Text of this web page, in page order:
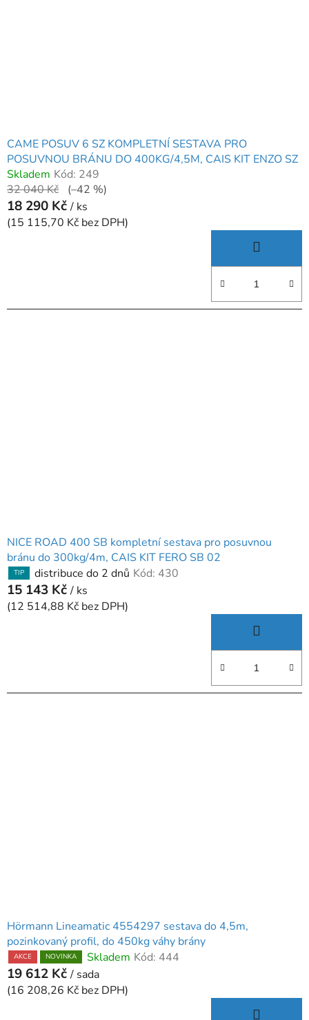
CAME POSUV 6 SZ KOMPLETNÍ SESTAVA PRO
POSUVNOU BRÁNU DO 400KG/4,5M, CAIS KIT ENZO SZ
Skladem Kód: 249
32 040 Kč
(–42 %)
18 290 Kč / ks
(15 115,70 Kč bez DPH)
NICE ROAD 400 SB kompletní sestava pro posuvnou
bránu do 300kg/4m, CAIS KIT FERO SB 02
TIP distribuce do 2 dnů Kód: 430
15 143 Kč / ks
(12 514,88 Kč bez DPH)
Hörmann Lineamatic 4554297 sestava do 4,5m,
pozinkovaný profil, do 450kg váhy brány
AKCE NOVINKA Skladem Kód: 444
19 612 Kč / sada
(16 208,26 Kč bez DPH)